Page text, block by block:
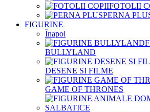
FOTOLII
PERNA
FIGURINE
Înapoi
BULLYLAND
DESENE SI FILME
GAME OF THRONES